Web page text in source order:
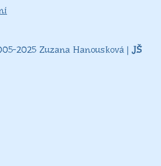
2025 Zuzana Hanousková | JŠ